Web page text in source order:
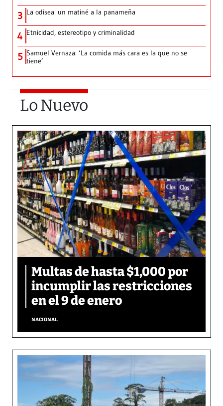
3 La odisea: un matiné a la panameña
4 Etnicidad, estereotipo y criminalidad
5 Samuel Vernaza: ‘La comida más cara es la que no se
tiene’
Lo Nuevo
Multas de hasta $1,000 por
incumplir las restricciones
en el 9 de enero
NACIONAL